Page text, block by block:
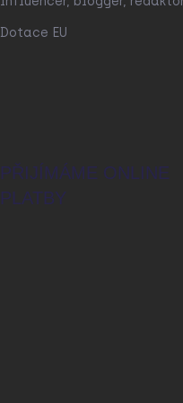
Dotace EU
PŘIJÍMÁME ONLINE
PLATBY